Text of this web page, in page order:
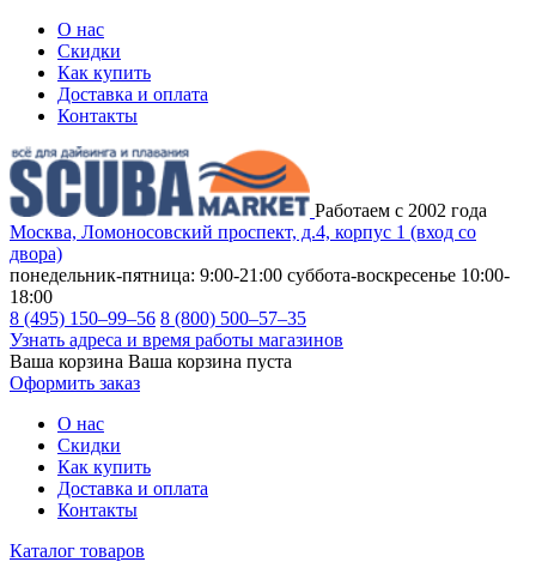
О нас
Скидки
Как купить
Доставка и оплата
Контакты
Работаем с 2002 года
Москва, Ломоносовский проспект, д.4, корпус 1 (вход со
двора)
понедельник-пятница: 9:00-21:00 суббота-воскресенье 10:00-
18:00
8 (495) 150–99–56 8 (800) 500–57–35
Узнать адреса и время работы магазинов
Ваша корзина Ваша корзина пуста
Оформить заказ
О нас
Скидки
Как купить
Доставка и оплата
Контакты
Каталог товаров